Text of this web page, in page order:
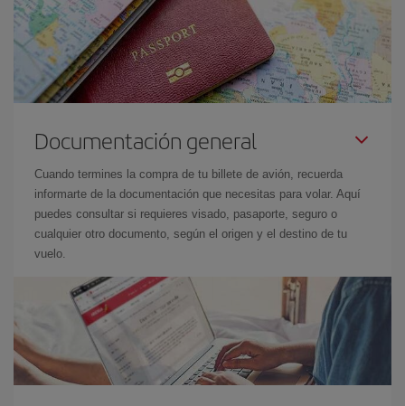
Documentación general
Cuando termines la compra de tu billete de avión, recuerda
informarte de la documentación que necesitas para volar. Aquí
puedes consultar si requieres visado, pasaporte, seguro o
cualquier otro documento, según el origen y el destino de tu
vuelo.